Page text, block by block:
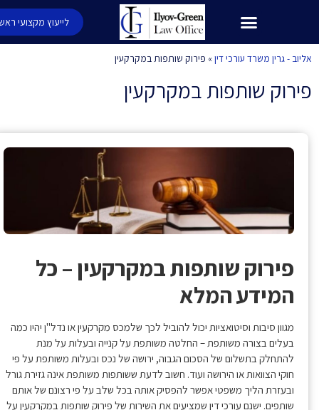
לייעוץ מקצועי ראשוני
- גרין משרד עורכי דין»פירוק שותפות במקרקעין
שותפות במקרקעין
פירוק שותפות במקרקעין – כל
המידע המלא
מגוון סיבות וסיטואציות יכול להוביל לכך שלמכס מקרקעין או נדל"ן יהיו כמה
בעלים בצורה משותפת – החלטה משותפת על קנייה ובעלות על מנת
להתחלק בתשלום של הסכום הגבוה, ירושה של נכס ובעלות משותפת על פי
חוקי הצוואות או הירושה ועוד. חשוב לדעת ששותפות משותפת אינה גזירת גורל
ובעזרת הליך משפטי אפשר להפסיק אותה בכל שלב על פי רצונם של אותם
שותפים. ישנם עורכי דין שמציעים את השירות של פירוק שותפות במקרקעין על